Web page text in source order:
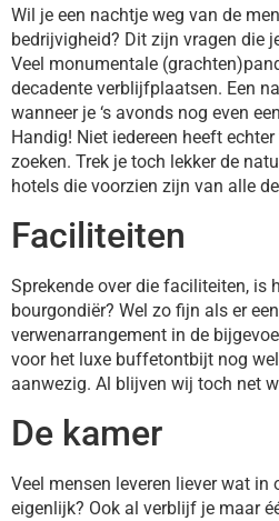
Wil je een nachtje weg van de
bedrijvigheid? Dit zijn vragen die
Veel monumentale
decadente verblijfplaatsen. Een
wanneer je ‘s avonds nog even
Handig! Niet iedereen heeft
zoeken. Trek je toch lekker de
hotels die voorzien zijn van alle
Faciliteiten
Sprekende over die faciliteiten, is
bourgondiër? Wel zo fijn als er
verwenarrangement in de
voor het luxe buffetontbijt nog
aanwezig. Al blijven wij toch net
De kamer
Veel mensen leveren liever wat
eigenlijk? Ook al verblijf je maar